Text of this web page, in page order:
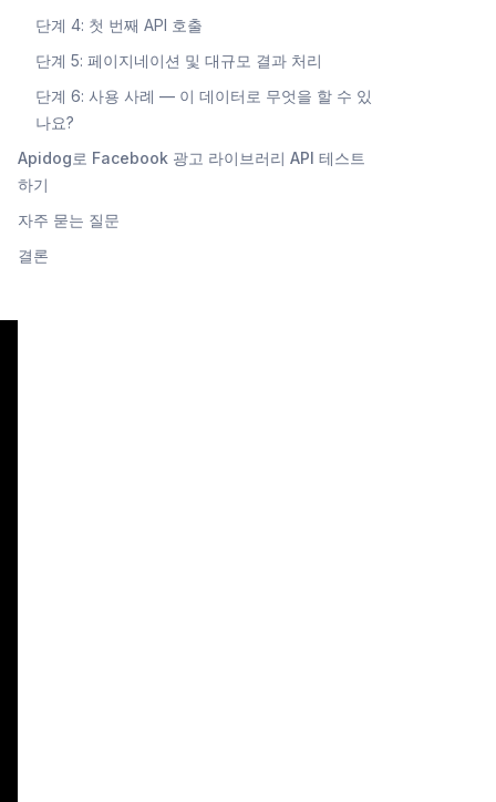
단계 4: 첫 번째 API 호출
단계 5: 페이지네이션 및 대규모 결과 처리
단계 6: 사용 사례 — 이 데이터로 무엇을 할 수 있
나요?
Apidog로 Facebook 광고 라이브러리 API 테스트
하기
자주 묻는 질문
결론